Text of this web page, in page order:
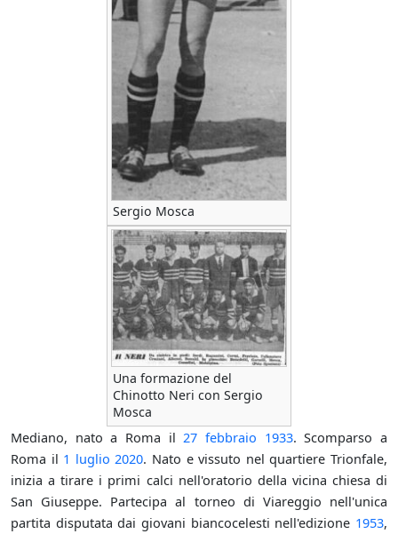
Sergio Mosca
Una formazione del
Chinotto Neri con Sergio
Mosca
Mediano, nato a Roma il27 febbraio 1933. Scomparso a
Roma il 1 luglio 2020. Nato e vissuto nel quartiere Trionfale,
inizia a tirare i primi calci nell'oratorio della vicina chiesa di
San Giuseppe. Partecipa al torneo di Viareggio nell'unica
partita disputata dai giovani biancocelesti nell'edizione 1953,